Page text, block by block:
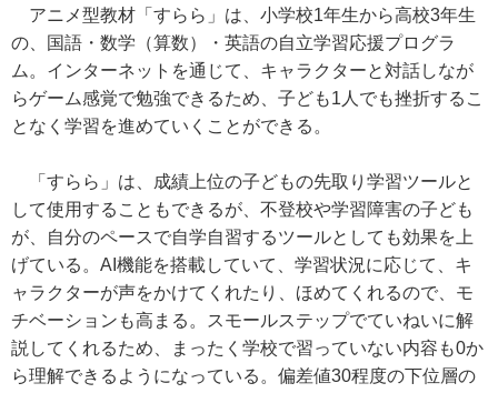
アニメ型教材「すらら」は、小学校1年生から高校3年生
の、国語・数学（算数）・英語の自立学習応援プログラ
ム。インターネットを通じて、キャラクターと対話しなが
らゲーム感覚で勉強できるため、子ども1人でも挫折するこ
となく学習を進めていくことができる。
「すらら」は、成績上位の子どもの先取り学習ツールと
して使用することもできるが、不登校や学習障害の子ども
が、自分のペースで自学自習するツールとしても効果を上
げている。AI機能を搭載していて、学習状況に応じて、キ
ャラクターが声をかけてくれたり、ほめてくれるので、モ
チベーションも高まる。スモールステップでていねいに解
説してくれるため、まったく学校で習っていない内容も0か
ら理解できるようになっている。偏差値30程度の下位層の